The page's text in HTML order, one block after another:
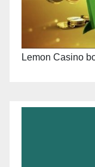
Lemon Casino